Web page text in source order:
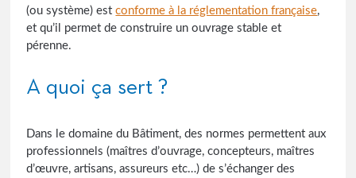
(ou système) estconforme à la réglementation française,
et qu’il permet de construire un ouvrage stable et
pérenne.
A quoi ça sert ?
Dans le domaine du Bâtiment, des normes permettent aux
professionnels (maîtres d’ouvrage, concepteurs, maîtres
d’œuvre, artisans, assureurs etc…) de s’échanger des